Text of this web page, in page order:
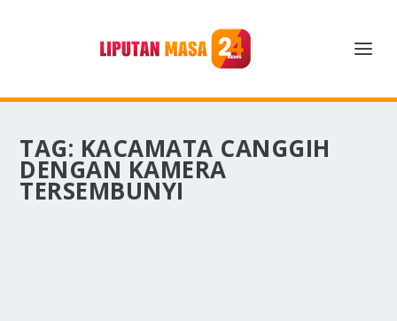
TAG: KACAMATA CANGGIH
DENGAN KAMERA
TERSEMBUNYI